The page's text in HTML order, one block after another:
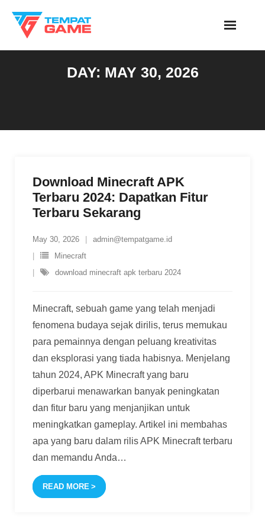
content
DAY: MAY 30, 2026
Download Minecraft APK
Terbaru 2024: Dapatkan Fitur
Terbaru Sekarang
May 30, 2026
admin@tempatgame.id
Minecraft
download minecraft apk terbaru 2024
Minecraft, sebuah game yang telah menjadi
fenomena budaya sejak dirilis, terus memukau
para pemainnya dengan peluang kreativitas
dan eksplorasi yang tiada habisnya. Menjelang
tahun 2024, APK Minecraft yang baru
diperbarui menawarkan banyak peningkatan
dan fitur baru yang menjanjikan untuk
meningkatkan gameplay. Artikel ini membahas
apa yang baru dalam rilis APK Minecraft terbaru
dan memandu Anda…
READ MORE